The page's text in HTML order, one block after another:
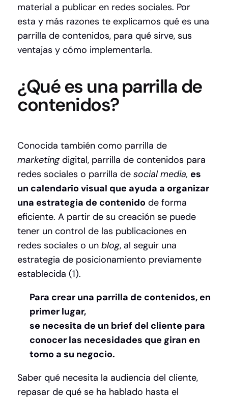
material a publicar en redes sociales. Por
esta y más razones te explicamos qué es una
parrilla de contenidos, para qué sirve, sus
ventajas y cómo implementarla.
¿Qué es una parrilla de
contenidos?
Conocida también como parrilla de
marketingdigital, parrilla de contenidos para
redes sociales o parrilla de social media, es
un calendario visual que ayuda a organizar
una estrategia de contenido de forma
eficiente. A partir de su creación se puede
tener un control de las publicaciones en
redes sociales o un blog, al seguir una
estrategia de posicionamiento previamente
establecida (1).
Para crear una parrilla de contenidos, en
primer lugar,
se necesita de un brief del cliente para
conocer las necesidades que giran en
torno a su negocio.
Saber qué necesita la audiencia del cliente,
repasar de qué se ha hablado hasta el